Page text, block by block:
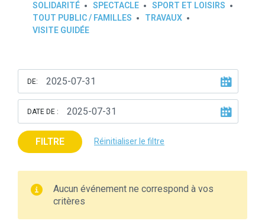
SOLIDARITÉ
SPECTACLE
SPORT ET LOISIRS
TOUT PUBLIC / FAMILLES
TRAVAUX
VISITE GUIDÉE
DE:
DATE DE :
FILTRE Réinitialiser le filtre
Aucun événement ne correspond à vos
critères